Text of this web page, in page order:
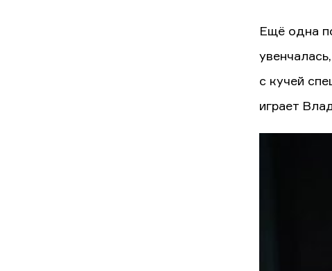
Ещё одна
с кучей
играет